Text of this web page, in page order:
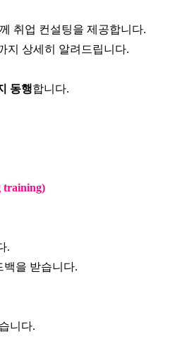
취업 컨설팅을 제공합니다.
지 상세히 알려드립니다.
동행합니다.
training)
.
백을 받습니다.
니다.